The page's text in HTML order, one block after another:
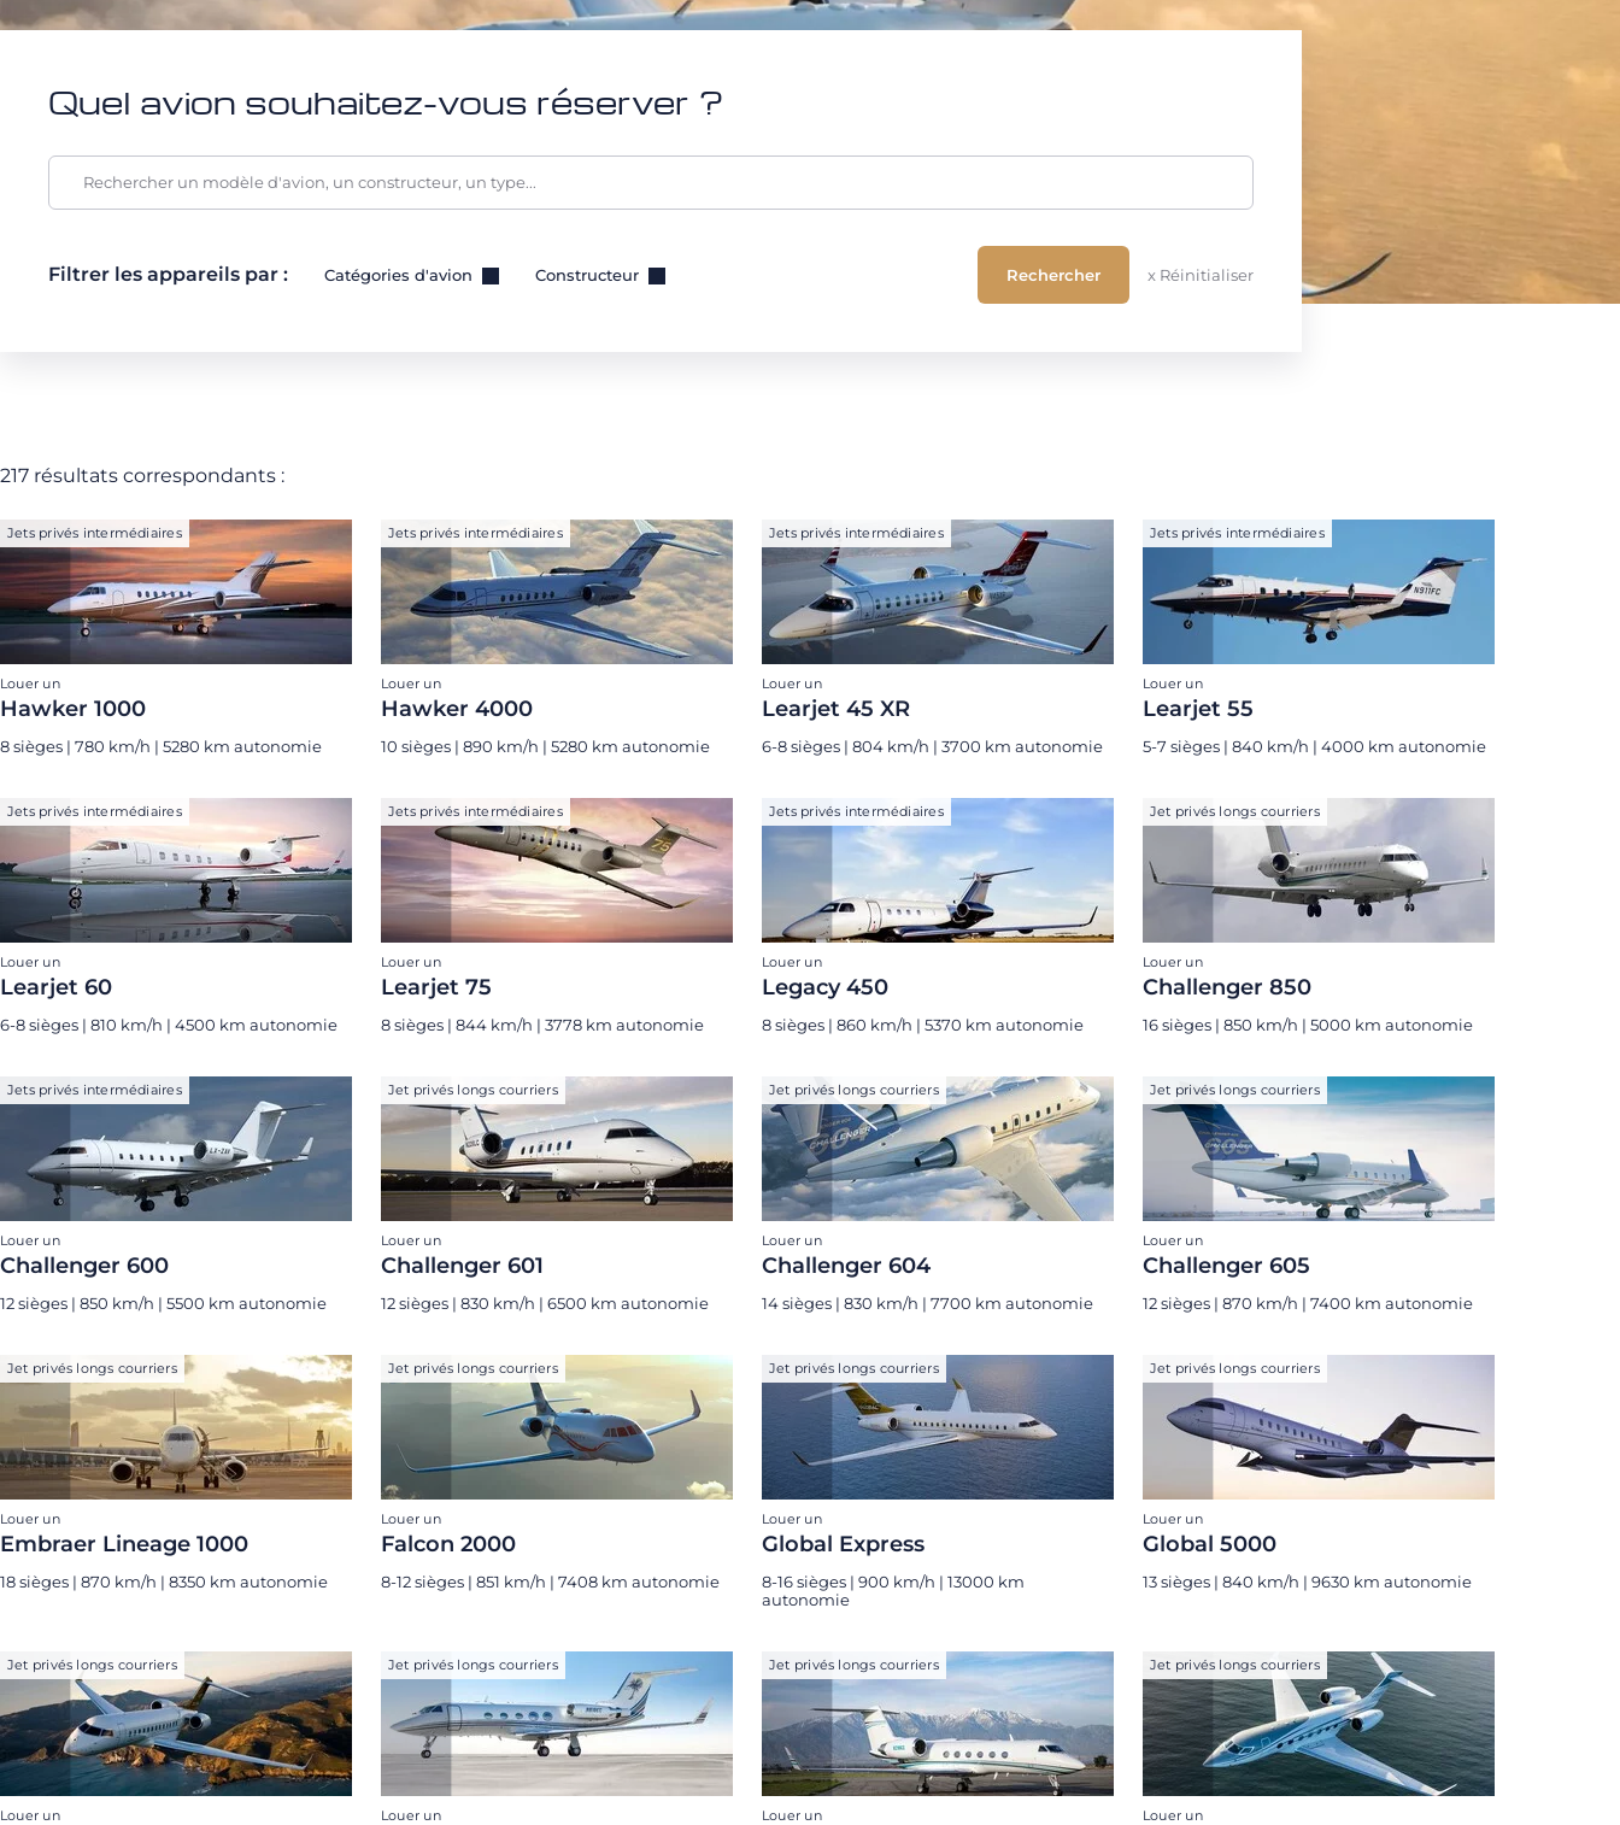
Quel avion souhaitez-vous réserver ?
Filtrer les appareils par : Catégories d'avion Constructeur x Réinitialiser
217 résultats correspondants :
Jets privés intermédiaires
Louer un
Hawker 1000
8 sièges | 780 km/h | 5280 km autonomie
Jets privés intermédiaires
Louer un
Hawker 4000
10 sièges | 890 km/h | 5280 km autonomie
Jets privés intermédiaires
Louer un
Learjet 45 XR
6-8 sièges | 804 km/h | 3700 km autonomie
Jets privés intermédiaires
Louer un
Learjet 55
5-7 sièges | 840 km/h | 4000 km autonomie
Jets privés intermédiaires
Louer un
Learjet 60
6-8 sièges | 810 km/h | 4500 km autonomie
Jets privés intermédiaires
Louer un
Learjet 75
8 sièges | 844 km/h | 3778 km autonomie
Jets privés intermédiaires
Louer un
Legacy 450
8 sièges | 860 km/h | 5370 km autonomie
Jet privés longs courriers
Louer un
Challenger 850
16 sièges | 850 km/h | 5000 km autonomie
Jets privés intermédiaires
Louer un
Challenger 600
12 sièges | 850 km/h | 5500 km autonomie
Jet privés longs courriers
Louer un
Challenger 601
12 sièges | 830 km/h | 6500 km autonomie
Jet privés longs courriers
Louer un
Challenger 604
14 sièges | 830 km/h | 7700 km autonomie
Jet privés longs courriers
Louer un
Challenger 605
12 sièges | 870 km/h | 7400 km autonomie
Jet privés longs courriers
Louer un
Embraer Lineage 1000
18 sièges | 870 km/h | 8350 km autonomie
Jet privés longs courriers
Louer un
Falcon 2000
8-12 sièges | 851 km/h | 7408 km autonomie
Jet privés longs courriers
Louer un
Global Express
8-16 sièges | 900 km/h | 13000 km
autonomie
Jet privés longs courriers
Louer un
Global 5000
13 sièges | 840 km/h | 9630 km autonomie
Jet privés longs courriers
Louer un
Jet privés longs courriers
Louer un
Jet privés longs courriers
Louer un
Jet privés longs courriers
Louer un